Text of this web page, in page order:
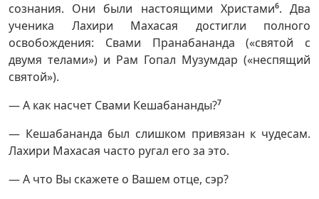
сознания. Они были настоящими Христами6. Два
ученика Лахири Махасая достигли полного
освобождения: Свами Пранабананда («святой с
двумя телами») и Рам Гопал Музумдар («неспящий
святой»).
— А как насчет Свами Кешабананды?7
— Кешабананда был слишком привязан к чудесам.
Лахири Махасая часто ругал его за это.
— А что Вы скажете о Вашем отце, сэр?